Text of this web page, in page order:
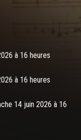
à 16 heures
à 16 heures
14 juin 2026 à 16